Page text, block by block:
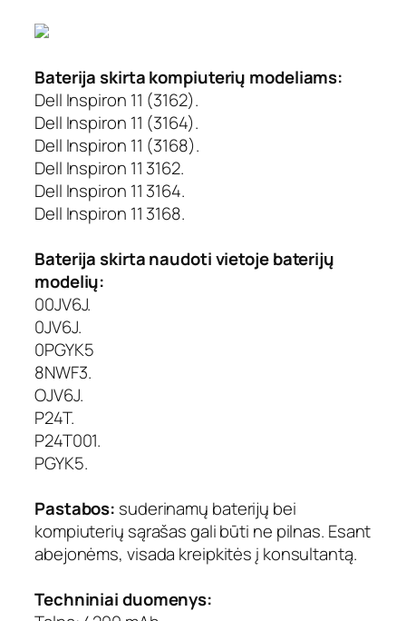
Baterija skirta kompiuterių modeliams:
Dell Inspiron 11 (3162).
Dell Inspiron 11 (3164).
Dell Inspiron 11 (3168).
Dell Inspiron 11 3162.
Dell Inspiron 11 3164.
Dell Inspiron 11 3168.
Baterija skirta naudoti vietoje baterijų
modelių:
00JV6J.
0JV6J.
0PGYK5
8NWF3.
OJV6J.
P24T.
P24T001.
PGYK5.
Pastabos: suderinamų baterijų bei
kompiuterių sąrašas gali būti ne pilnas. Esant
abejonėms, visada kreipkitės į konsultantą.
Techniniai duomenys: